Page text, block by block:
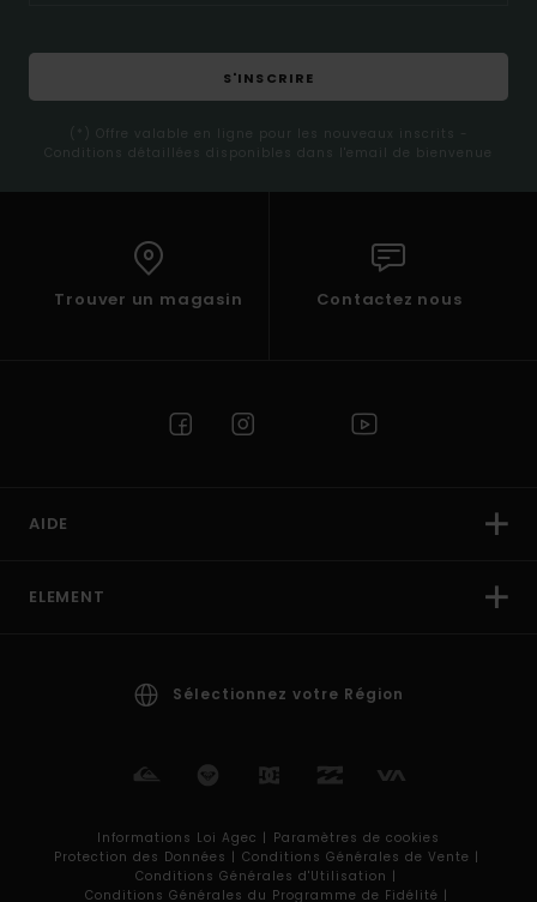
S'INSCRIRE
(*) Offre valable en ligne pour les nouveaux inscrits -
Conditions détaillées disponibles dans l'email de bienvenue
Trouver un magasin Contactez nous
AIDE
ELEMENT
Sélectionnez votre Région
Informations Loi Agec | Paramètres de cookies
Protection des Données | Conditions Générales de Vente |
Conditions Générales d'Utilisation |
Conditions Générales du Programme de Fidélité |